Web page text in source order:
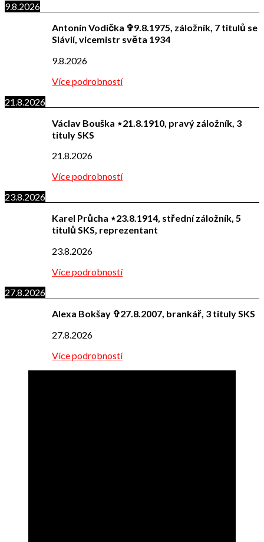
9.8.2026
Antonín Vodička ✞9.8.1975, záložník, 7 titulů se
Slávií, vicemistr světa 1934
9.8.2026
Více podrobností
21.8.2026
Václav Bouška ⋆21.8.1910, pravý záložník, 3
tituly SKS
21.8.2026
Více podrobností
23.8.2026
Karel Průcha ⋆23.8.1914, střední záložník, 5
titulů SKS, reprezentant
23.8.2026
Více podrobností
27.8.2026
Alexa Bokšay ✞27.8.2007, brankář, 3 tituly SKS
27.8.2026
Více podrobností